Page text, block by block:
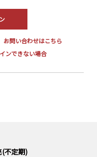
お問い合わせはこちら
ンできない場合
(不定期)